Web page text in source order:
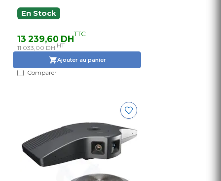
En Stock
13 239,60 DHTTC
11 033,00 DH HT
Ajouter au panier
Comparer